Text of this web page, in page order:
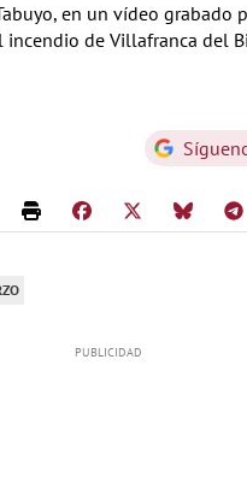
en un vídeo grabado
incendio de Villafranca del